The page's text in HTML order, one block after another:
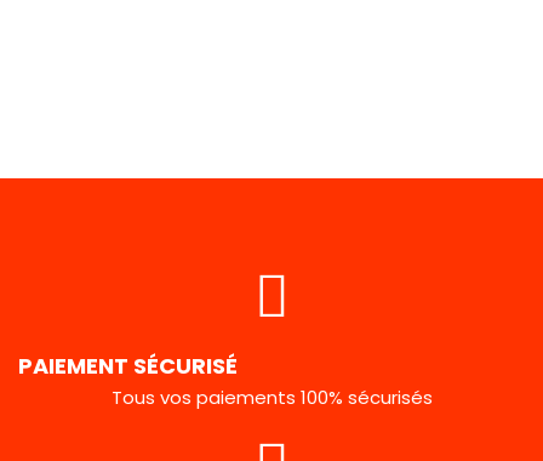
PAIEMENT SÉCURISÉ
Tous vos paiements 100% sécurisés